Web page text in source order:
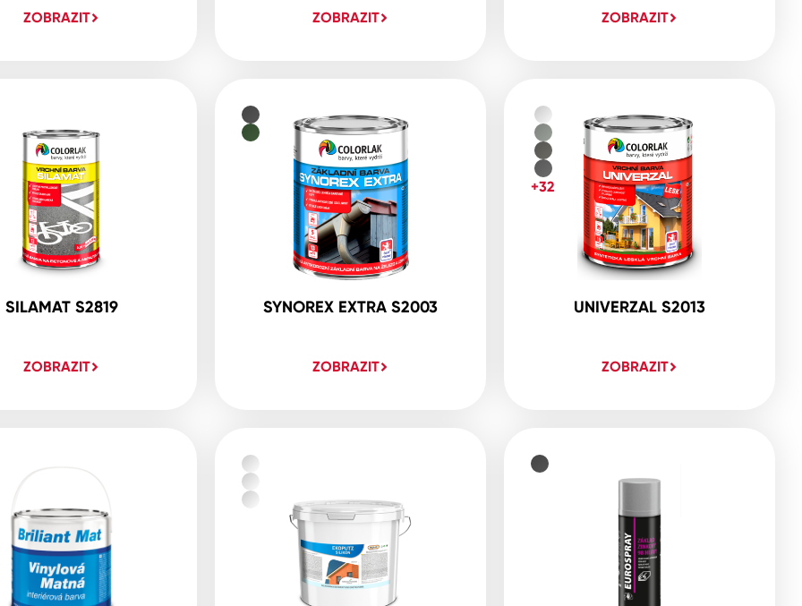
ZOBRAZIT ZOBRAZIT ZOBRAZIT
SILAMAT S2819
ZOBRAZIT
SYNOREX EXTRA S2003
ZOBRAZIT
UNIVERZAL S2013
ZOBRAZIT
+32